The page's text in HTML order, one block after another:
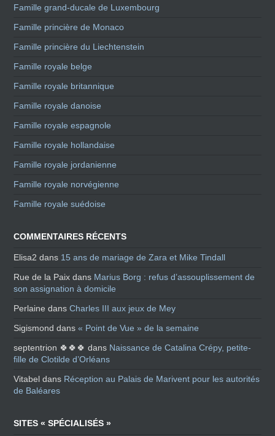
Famille grand-ducale de Luxembourg
Famille princière de Monaco
Famille princière du Liechtenstein
Famille royale belge
Famille royale britannique
Famille royale danoise
Famille royale espagnole
Famille royale hollandaise
Famille royale jordanienne
Famille royale norvégienne
Famille royale suédoise
COMMENTAIRES RÉCENTS
Elisa2 dans 15 ans de mariage de Zara et Mike Tindall
Rue de la Paix dans Marius Borg : refus d’assouplissement de
son assignation à domicile
Perlaine dansCharles III aux jeux de Mey
Sigismond dans« Point de Vue » de la semaine
septentrion 🍀🍀🍀 dans Naissance de Catalina Crépy, petite-
fille de Clotilde d’Orléans
Vitabel dans Réception au Palais de Marivent pour les autorités
de Baléares
SITES « SPÉCIALISÉS »